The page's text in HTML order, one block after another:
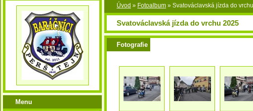
Úvod » Fotoalbum » Svatováclavská jízda do
Svatováclavská jízda do vrchu 2025
Fotografie
Menu